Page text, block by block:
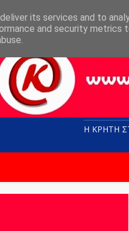
Η ΚΡΗΤΗ
its services and to
and security metrics